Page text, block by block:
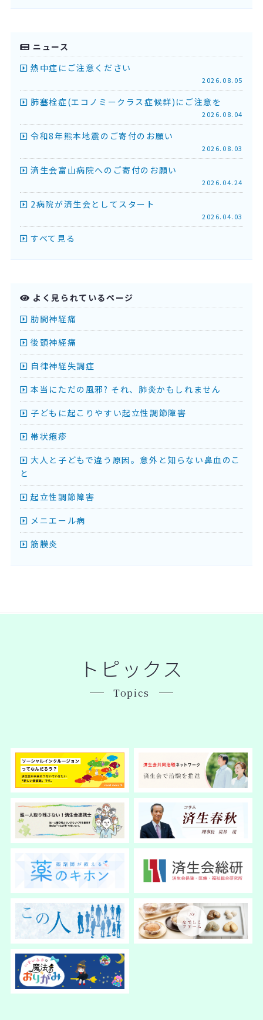
ニュース
熱中症にご注意ください
2026.08.05
肺塞栓症(エコノミークラス症候群)にご注意を
2026.08.04
令和8年熊本地震のご寄付のお願い
2026.08.03
済生会富山病院へのご寄付のお願い
2026.04.24
2病院が済生会としてスタート
2026.04.03
すべて見る
よく見られているページ
肋間神経痛
後頭神経痛
自律神経失調症
本当にただの風邪? それ、肺炎かもしれません
子どもに起こりやすい起立性調節障害
帯状疱疹
大人と子どもで違う原因。意外と知らない鼻血のこ
と
起立性調節障害
メニエール病
筋膜炎
トピックス
Topics